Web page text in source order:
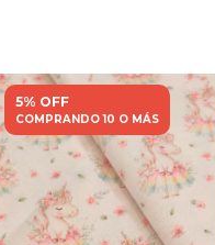
5% OFF
COMPRANDO 10 O MÁS